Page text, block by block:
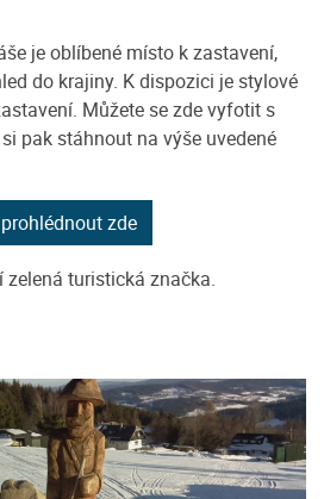
je oblíbené místo k zastavení,
do krajiny. K dispozici je stylové
Můžete se zde vyfotit s
pak stáhnout na výše uvedené
zde
turistická značka.